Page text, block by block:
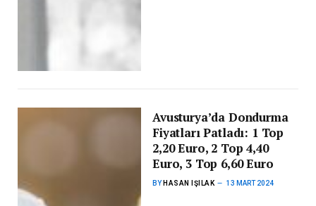
Avusturya’da Dondurma
Fiyatları Patladı: 1 Top
2,20 Euro, 2 Top 4,40
Euro, 3 Top 6,60 Euro
BY HASAN IŞILAK 13 MART 2024